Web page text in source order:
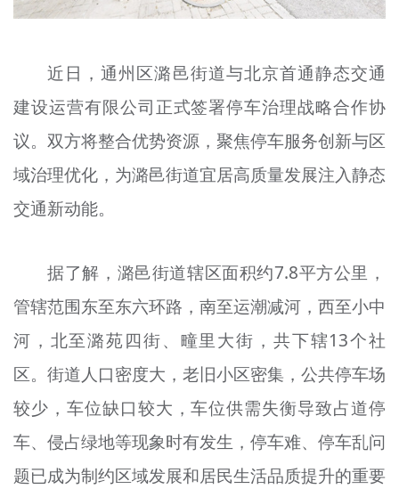
宣传思想文化人才
专题
资料库
+
近日，通州区潞邑街道与北京首通静态交通
建设运营有限公司正式签署停车治理战略合作协
议。双方将整合优势资源，聚焦停车服务创新与区
域治理优化，为潞邑街道宜居高质量发展注入静态
交通新动能。
据了解，潞邑街道辖区面积约7.8平方公里，
管辖范围东至东六环路，南至运潮减河，西至小中
河，北至潞苑四街、疃里大街，共下辖13个社
区。街道人口密度大，老旧小区密集，公共停车场
较少，车位缺口较大，车位供需失衡导致占道停
车、侵占绿地等现象时有发生，停车难、停车乱问
题已成为制约区域发展和居民生活品质提升的重要